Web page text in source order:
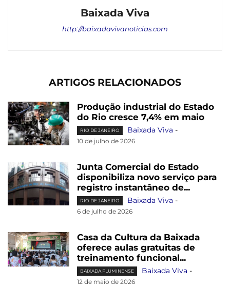
Baixada Viva
http://baixadavivanoticias.com
ARTIGOS RELACIONADOS
Produção industrial do Estado
do Rio cresce 7,4% em maio
RIO DE JANEIRO Baixada Viva -
10 de julho de 2026
Junta Comercial do Estado
disponibiliza novo serviço para
registro instantâneo de...
RIO DE JANEIRO Baixada Viva -
6 de julho de 2026
Casa da Cultura da Baixada
oferece aulas gratuitas de
treinamento funcional...
BAIXADA FLUMINENSE Baixada Viva -
12 de maio de 2026